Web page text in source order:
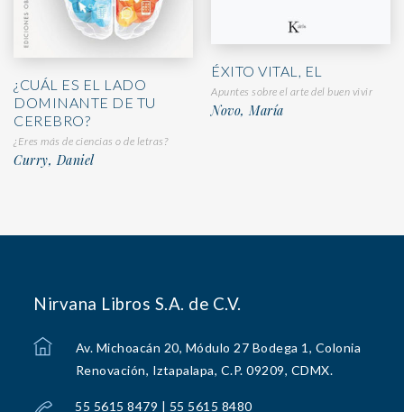
¿CUÁL ES EL LADO
DOMINANTE DE TU
CEREBRO?
¿Eres más de ciencias o de letras?
Curry, Daniel
ÉXITO VITAL, EL
Apuntes sobre el arte del buen vivir
Novo, María
Nirvana Libros S.A. de C.V.
Av. Michoacán 20, Módulo 27 Bodega 1, Colonia
Renovación, Iztapalapa, C.P. 09209, CDMX.
55 5615 8479 | 55 5615 8480